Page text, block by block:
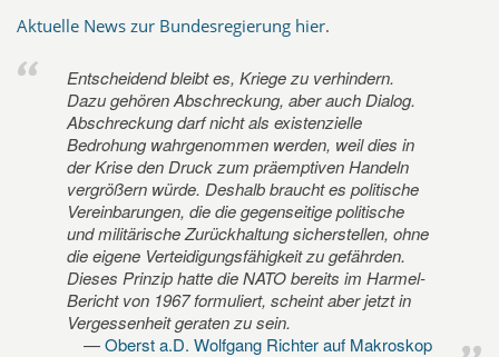
Aktuelle News zur Bundesregierung hier.
Entscheidend bleibt es, Kriege zu verhindern.
Dazu gehören Abschreckung, aber auch Dialog.
Abschreckung darf nicht als existenzielle
Bedrohung wahrgenommen werden, weil dies in
der Krise den Druck zum präemptiven Handeln
vergrößern würde. Deshalb braucht es politische
Vereinbarungen, die die gegenseitige politische
und militärische Zurückhaltung sicherstellen, ohne
die eigene Verteidigungsfähigkeit zu gefährden.
Dieses Prinzip hatte die NATO bereits im Harmel-
Bericht von 1967 formuliert, scheint aber jetzt in
Vergessenheit geraten zu sein.
Oberst a.D. Wolfgang Richter auf Makroskop